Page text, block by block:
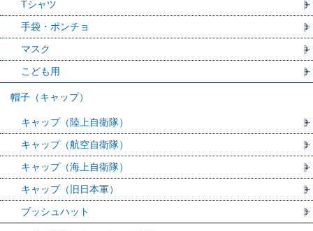
Tシャツ
手袋・ポンチョ
マスク
こども用
帽子（キャップ）
キャップ（陸上自衛隊）
キャップ（航空自衛隊）
キャップ（海上自衛隊）
キャップ（旧日本軍）
ブッシュハット